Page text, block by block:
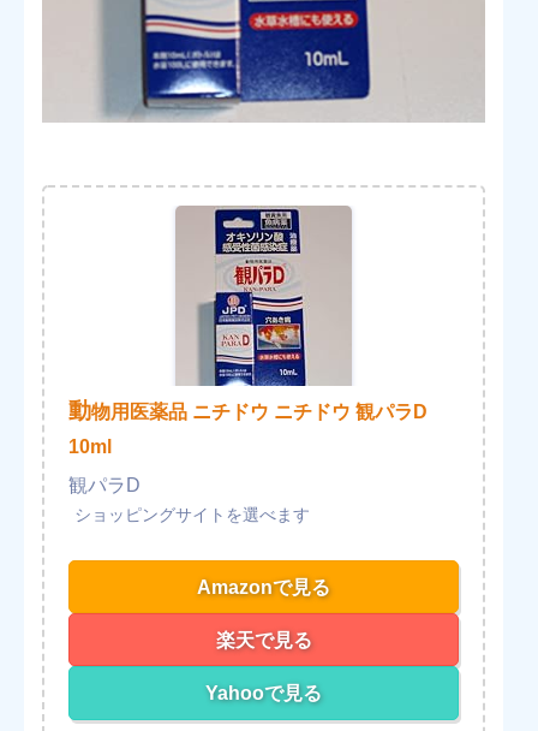
動物用医薬品 ニチドウ ニチドウ 観パラD
10ml
観パラD
Amazonで見る
楽天で見る
Yahooで見る